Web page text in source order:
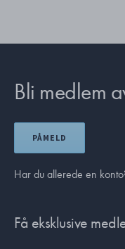
Bli medlem
PÅMELD
Har du allerede en
Få eksklusive